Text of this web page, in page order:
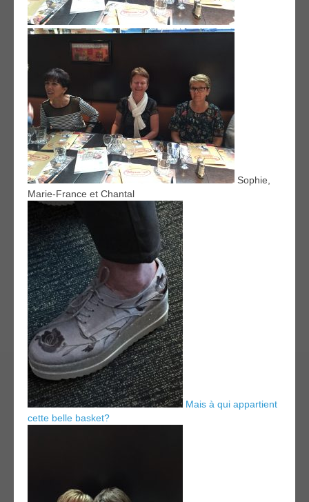
Sophie,
Marie-France et Chantal
Mais à qui appartient
cette belle basket?